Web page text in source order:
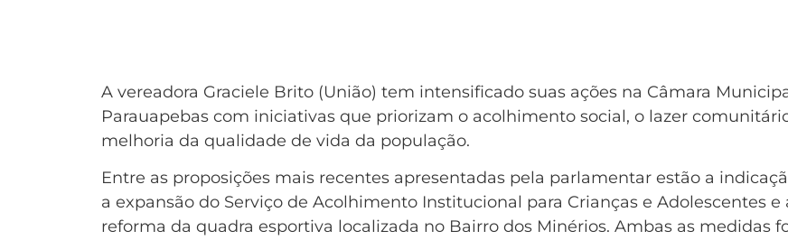
A vereadora Graciele Brito (União) tem intensificado suas ações na Câmara
Parauapebas com iniciativas que priorizam o acolhimento social, o lazer
melhoria da qualidade de vida da população.
Entre as proposições mais recentes apresentadas pela parlamentar estão a
a expansão do Serviço de Acolhimento Institucional para Crianças e Adolescentes e
reforma da quadra esportiva localizada no Bairro dos Minérios. Ambas as medidas